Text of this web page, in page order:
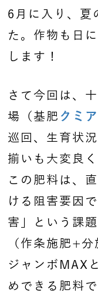
6月に入り、夏
た。作物も日
します！
さて今回は、
場（基肥 クミ
巡回、生育状
揃いも大変良
この肥料は、
ける阻害要因
害」という課
（作条施肥+
ジャンボMAX
めできる肥料